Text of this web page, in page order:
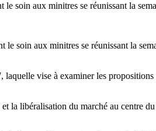
soin aux minitres se réunissant la
soin aux minitres se réunissant la
vise à examiner les
la libéralisation du marché au centre